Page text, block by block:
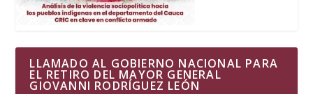
LLAMADO AL GOBIERNO NACIONAL PARA
EL RETIRO DEL MAYOR GENERAL
GIOVANNI RODRÍGUEZ LEÓN